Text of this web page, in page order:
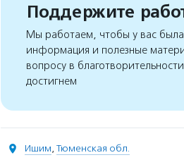
Поддержите
Мы работаем, чтобы у вас была
информация и полезные
вопросу в
достигнем
Ишим, Тюменская обл.